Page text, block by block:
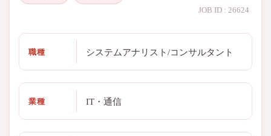
JOB ID : 26624
職種 システムアナリスト/コンサルタント
業種 IT・通信